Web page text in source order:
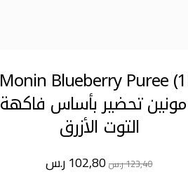
Monin Blueberry Puree
تحضير بأساس فاكهة
التوت الأزرق
123,40ر.س 102,80ر.س